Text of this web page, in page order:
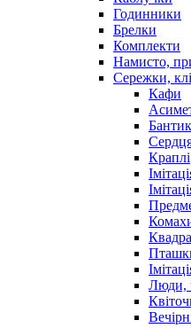
Годинники
Брелки
Комплекти
Намисто,
Сережки,
Кафи
Краплі
Люди,